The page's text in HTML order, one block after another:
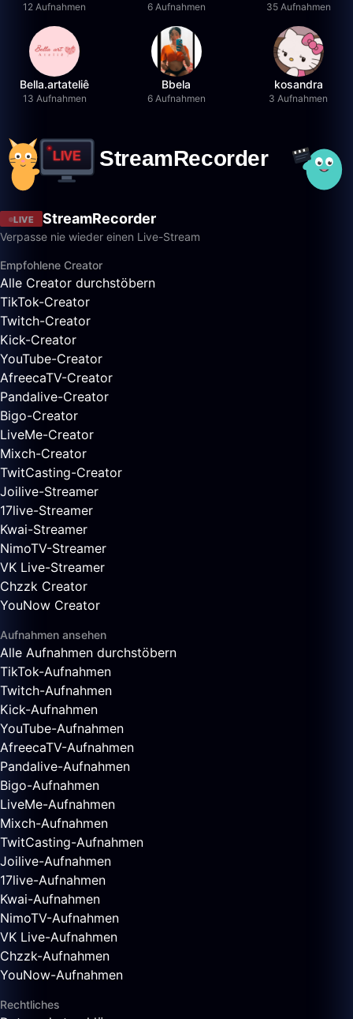
12 Aufnahmen 6 Aufnahmen 35 Aufnahmen
Bella.artateliê
13 Aufnahmen
Bbela
6 Aufnahmen
kosandra
3 Aufnahmen
LIVE StreamRecorder
Verpasse nie wieder einen Live-Stream
Empfohlene Creator
Alle Creator durchstöbern
TikTok-Creator
Twitch-Creator
Kick-Creator
YouTube-Creator
AfreecaTV-Creator
Pandalive-Creator
Bigo-Creator
LiveMe-Creator
Mixch-Creator
TwitCasting-Creator
Joilive-Streamer
17live-Streamer
Kwai-Streamer
NimoTV-Streamer
VK Live-Streamer
Chzzk Creator
YouNow Creator
Aufnahmen ansehen
Alle Aufnahmen durchstöbern
TikTok-Aufnahmen
Twitch-Aufnahmen
Kick-Aufnahmen
YouTube-Aufnahmen
AfreecaTV-Aufnahmen
Pandalive-Aufnahmen
Bigo-Aufnahmen
LiveMe-Aufnahmen
Mixch-Aufnahmen
TwitCasting-Aufnahmen
Joilive-Aufnahmen
17live-Aufnahmen
Kwai-Aufnahmen
NimoTV-Aufnahmen
VK Live-Aufnahmen
Chzzk-Aufnahmen
YouNow-Aufnahmen
Rechtliches